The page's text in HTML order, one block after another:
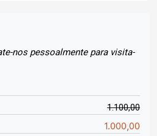
nos pessoalmente para visita-
1.100,00
1.000,00